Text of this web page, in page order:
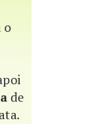
o
de